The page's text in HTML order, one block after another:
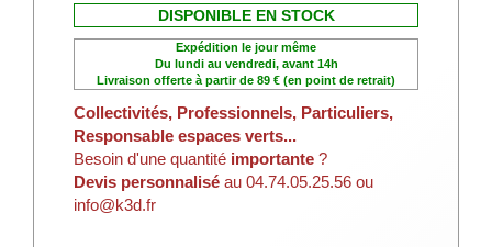
DISPONIBLE EN STOCK
Expédition le jour même
Du lundi au vendredi, avant 14h
Livraison offerte à partir de 89 € (en point de retrait)
Collectivités, Professionnels, Particuliers,
Responsable espaces verts...
Besoin d'une quantité importante ?
Devis personnalisé au 04.74.05.25.56 ou
info@k3d.fr